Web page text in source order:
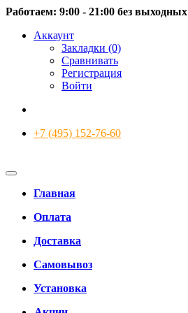
Работаем: 9:00 - 21:00 без выходных
Аккаунт
Закладки (0)
Сравнивать
Регистрация
Войти
+7 (495) 152-76-60
Главная
Оплата
Доставка
Самовывоз
Установка